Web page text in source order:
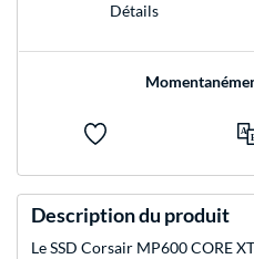
Détails
Description du produit
Le SSD Corsair MP600 CORE